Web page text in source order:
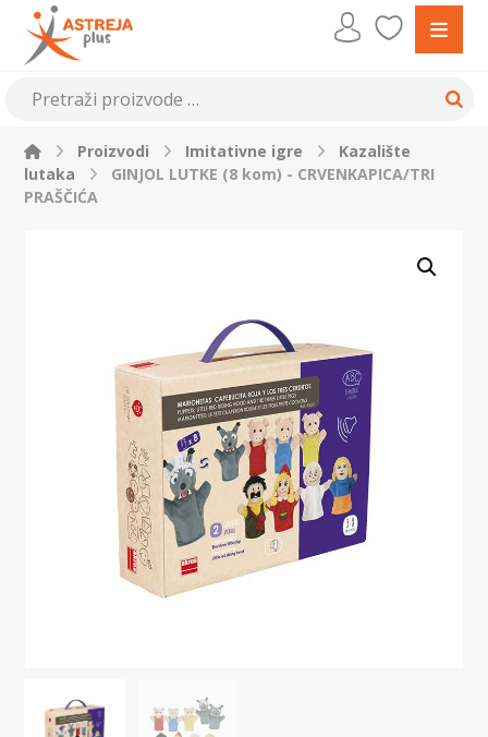
Proizvodi Imitativne igre
Kazalište
lutaka
GINJOL LUTKE (8 kom) - CRVENKAPICA/TRI
PRAŠČIĆA